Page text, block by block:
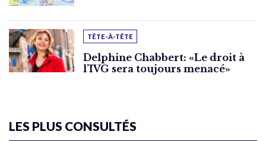
TÊTE-À-TÊTE
Delphine Chabbert: «Le droit à
l’IVG sera toujours menacé»
LES PLUS CONSULTÉS